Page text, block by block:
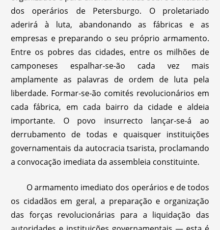
dos operários de Petersburgo. O proletariado
aderirá à luta, abandonando as fábricas e as
empresas e preparando o seu próprio armamento.
Entre os pobres das cidades, entre os milhões de
camponeses espalhar-se-ão cada vez mais
amplamente as palavras de ordem de luta pela
liberdade. Formar-se-ão comités revolucionários em
cada fábrica, em cada bairro da cidade e aldeia
importante. O povo insurrecto lançar-se-á ao
derrubamento de todas e quaisquer instituições
governamentais da autocracia tsarista, proclamando
a convocação imediata da assembleia constituinte.
O armamento imediato dos operários e de todos
os cidadãos em geral, a preparação e organização
das forças revolucionárias para a liquidação das